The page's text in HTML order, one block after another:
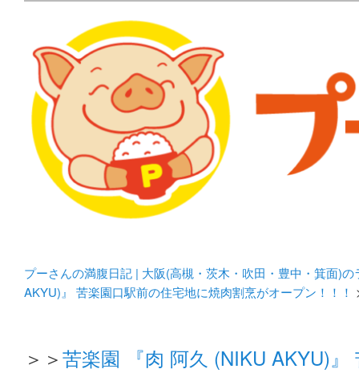
プーさんの満腹日記 |
豊中・箕面)のランチ＆
化してます。
プーさんの満腹日記 | 大阪(高槻・茨木・吹田・豊中・箕面)
AKYU)』 苦楽園口駅前の住宅地に焼肉割烹がオープン！！！
＞＞苦楽園 『肉 阿久 (NIKU AKYU)